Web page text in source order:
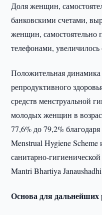
Доля женщин,
банковскими счетами,
женщин,
телефонами,
Положительная
репродуктивного
средств менструальной
молодых женщин в
77,6% до 79,2%
Menstrual Hygiene
санитарно-
Mantri Bhartiya
Основа для